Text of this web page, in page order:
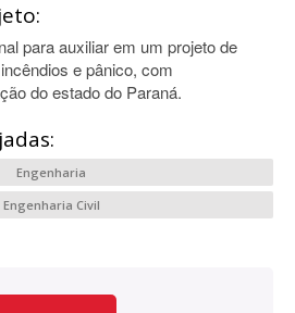
para auxiliar em um projeto de
e pânico, com
do estado do Paraná.
Engenharia
Engenharia Civil